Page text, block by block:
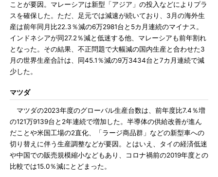
ことが要因。マレーシアは新型「アジア」の投入などによりプラ
スを確保した。ただ、足元では減速が続いており、3月の海外生
産は前年同月比22.3％減の6万2981台と5カ月連続のマイナス。
インドネシアが同27.2％減と低迷する他、マレーシアも前年割れ
となった。その結果、不正問題で大幅減の国内生産と合わせた3
月の世界生産合計は、同45.1％減の9万3434台と7カ月連続で減
少した。
マツダ
マツダの2023年度のグローバル生産台数は、前年度比7.4％増
の121万9139台と2年連続で増加した。半導体の供給改善が進ん
だことや米国工場の2直化、「ラージ商品群」などの新型車への
切り替えに伴う生産調整などが要因。とはいえ、タイの経済低迷
や中国での販売規模縮小などもあり、コロナ禍前の2019年度との
比較では15.0％減にとどまった。